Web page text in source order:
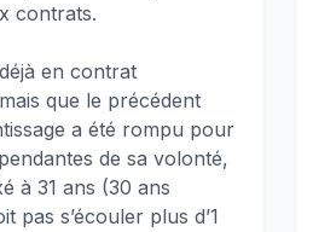
contrats.
en contrat
que le précédent
a été rompu pour
de sa volonté,
à 31 ans (30 ans
pas s’écouler plus d’1